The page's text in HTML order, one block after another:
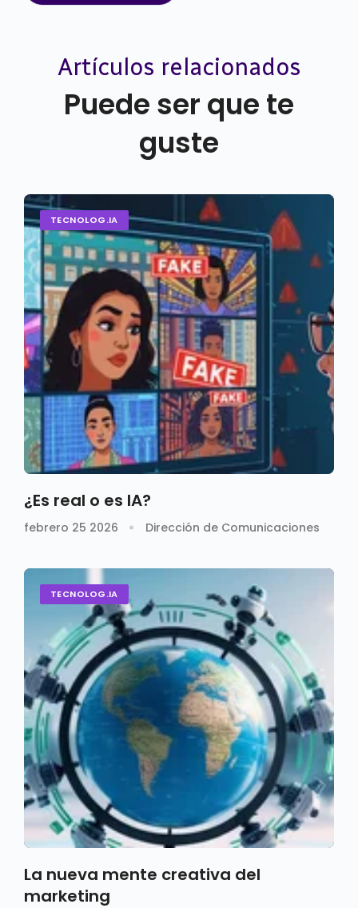
Artículos relacionados
Puede ser que te
guste
TECNOLOG.IA
¿Es real o es IA?
febrero 25 2026 Dirección de Comunicaciones
TECNOLOG.IA
La nueva mente creativa del
marketing